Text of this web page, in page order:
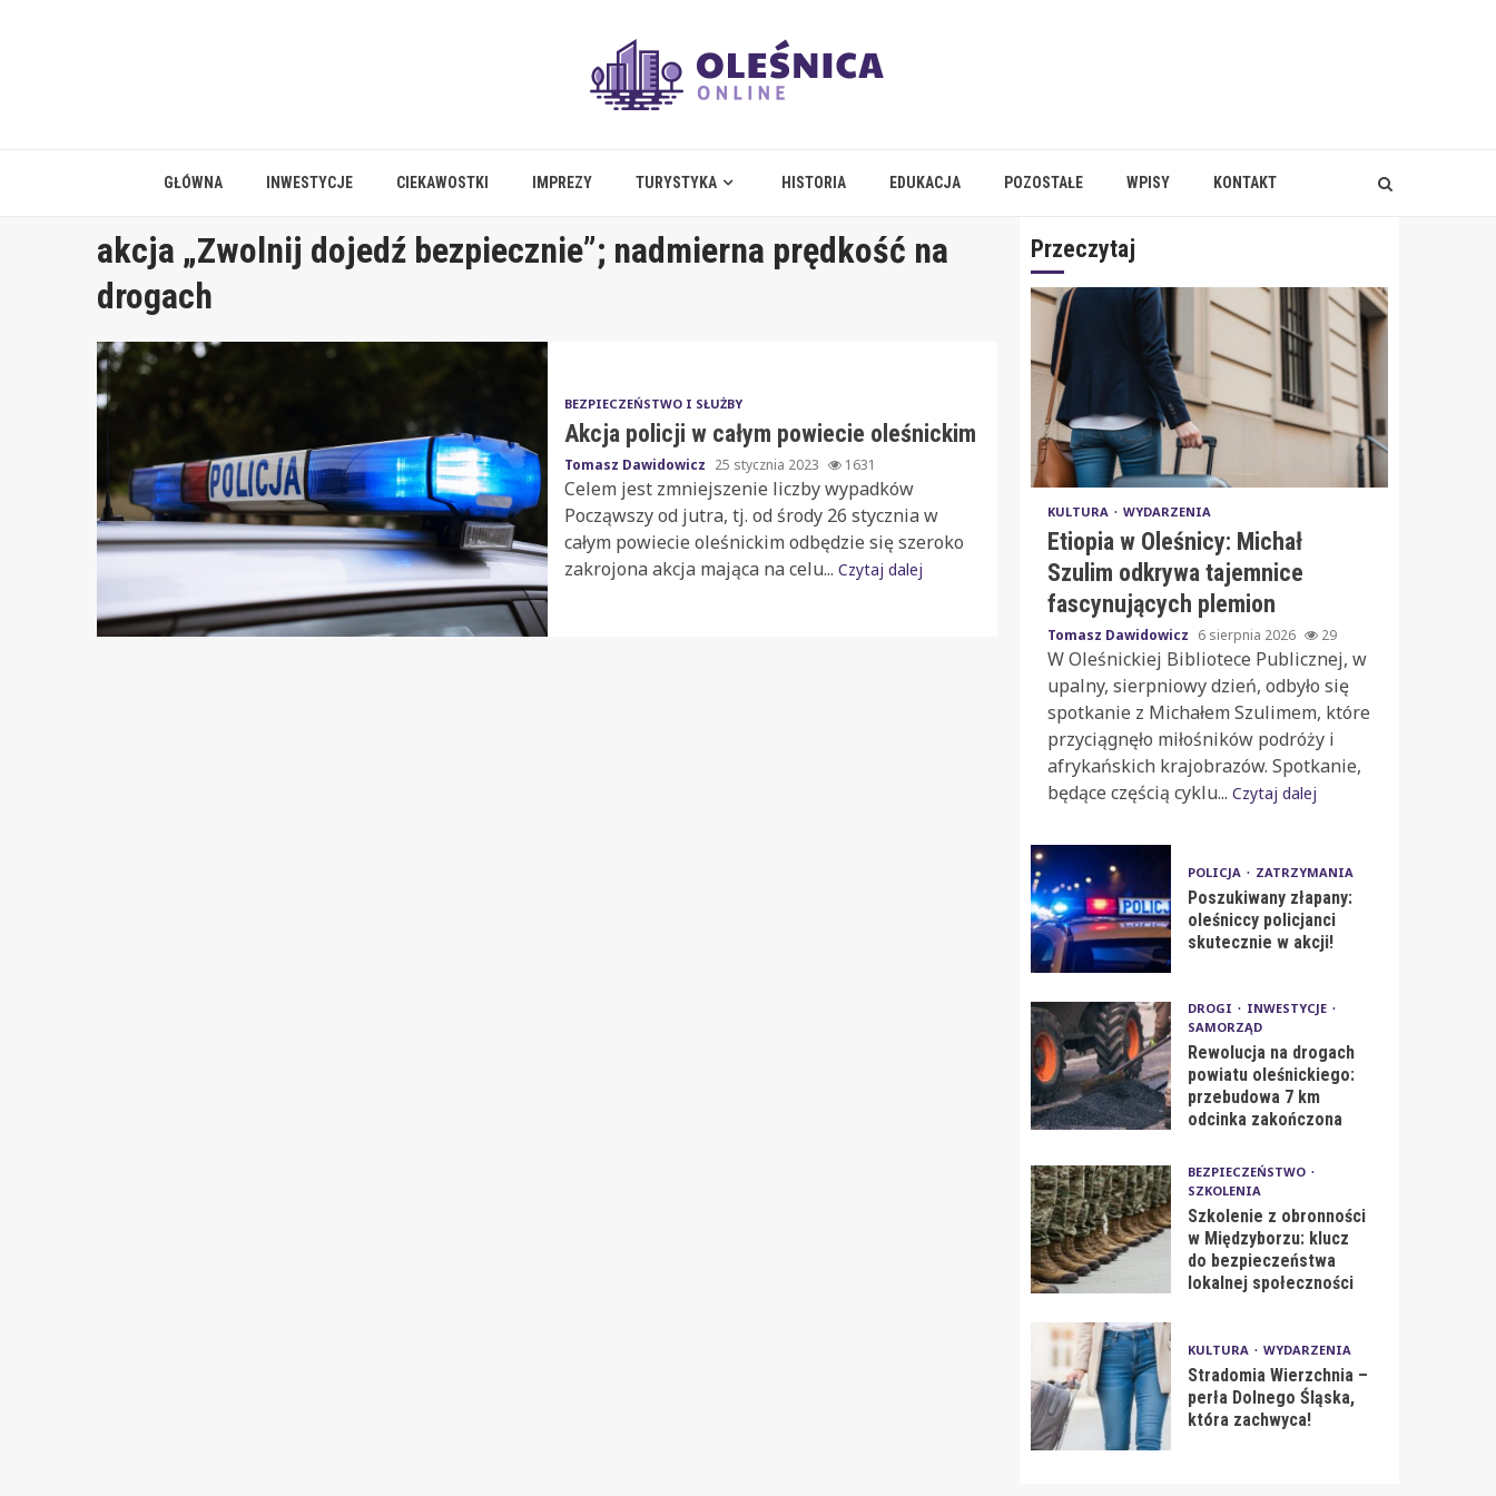
GŁÓWNA INWESTYCJE CIEKAWOSTKI IMPREZY TURYSTYKA HISTORIA EDUKACJA POZOSTAŁE WPISY KONTAKT
akcja „Zwolnij dojedź bezpiecznie”; nadmierna prędkość na
drogach
BEZPIECZEŃSTWO I SŁUŻBY
Akcja policji w całym powiecie oleśnickim
Tomasz Dawidowicz 25 stycznia 2023 1631
Celem jest zmniejszenie liczby wypadków
Począwszy od jutra, tj. od środy 26 stycznia w
całym powiecie oleśnickim odbędzie się szeroko
zakrojona akcja mająca na celu... Czytaj dalej
Przeczytaj
KULTURA WYDARZENIA
Etiopia w Oleśnicy: Michał
Szulim odkrywa tajemnice
fascynujących plemion
Tomasz Dawidowicz 6 sierpnia 2026 29
W Oleśnickiej Bibliotece Publicznej, w
upalny, sierpniowy dzień, odbyło się
spotkanie z Michałem Szulimem, które
przyciągnęło miłośników podróży i
afrykańskich krajobrazów. Spotkanie,
będące częścią cyklu... Czytaj dalej
POLICJA ZATRZYMANIA
Poszukiwany złapany:
oleśniccy policjanci
skutecznie w akcji!
DROGI
INWESTYCJE
SAMORZĄD
Rewolucja na drogach
powiatu oleśnickiego:
przebudowa 7 km
odcinka zakończona
BEZPIECZEŃSTWO
SZKOLENIA
Szkolenie z obronności
w Międzyborzu: klucz
do bezpieczeństwa
lokalnej społeczności
KULTURA WYDARZENIA
Stradomia Wierzchnia –
perła Dolnego Śląska,
która zachwyca!